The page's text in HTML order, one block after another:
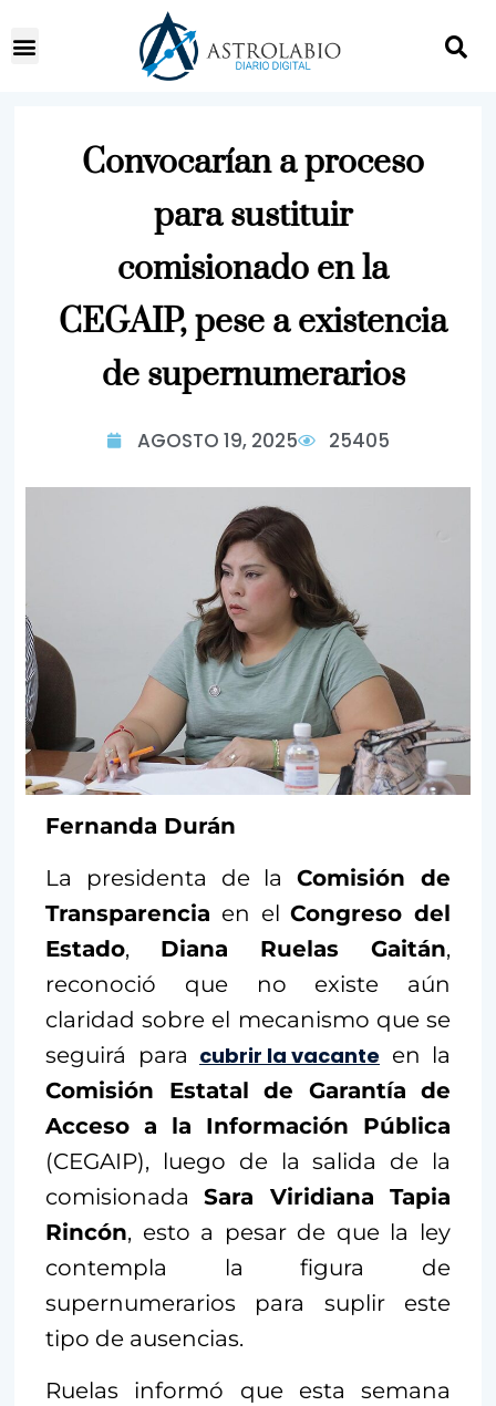
Convocarían a proceso
para sustituir
comisionado en la
CEGAIP, pese a existencia
de supernumerarios
AGOSTO 19, 2025 25405
Fernanda Durán
La presidenta de laComisión de
Transparencia en elCongreso del
Estado, Diana Ruelas Gaitán,
reconoció que no existe aún
claridad sobre el mecanismo que se
seguirá para cubrir la vacante en la
Comisión Estatal de Garantía de
Acceso a la Información Pública
(CEGAIP), luego de la salida de la
comisionadaSara Viridiana Tapia
Rincón, esto a pesar de que la ley
contempla la figura de
supernumerarios para suplir este
tipo de ausencias.
Ruelas informó que esta semana